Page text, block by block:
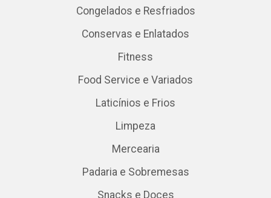
Congelados e Resfriados
Conservas e Enlatados
Fitness
Food Service e Variados
Laticínios e Frios
Limpeza
Mercearia
Padaria e Sobremesas
Snacks e Doces